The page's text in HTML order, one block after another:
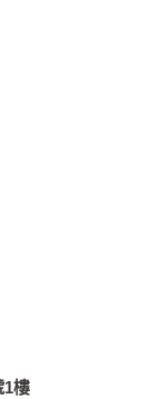
1樓